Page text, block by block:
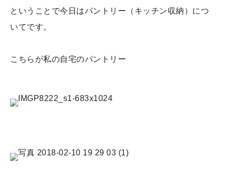
ということで今日はパントリー（キッチン収納）につ
いてです。
こちらが私の自宅のパントリー